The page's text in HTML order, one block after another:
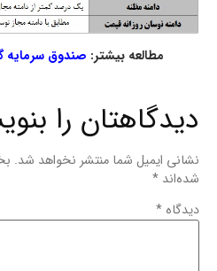
مطالعه بیشتر: صندوق سرمایه
دیدگاهتان را
نشانی ایمیل شما منتشر نخواهد شد.
شده‌اند *
دیدگاه *